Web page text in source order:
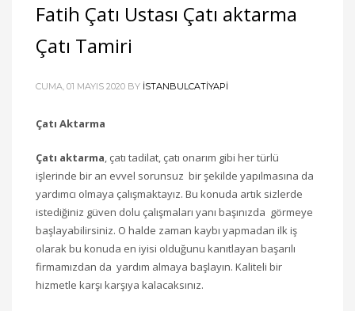
Fatih Çatı Ustası Çatı aktarma
Çatı Tamiri
CUMA, 01 MAYIS 2020 BY ISTANBULCATIYAPI
Çatı Aktarma
Çatı aktarma, çatı tadilat, çatı onarım gibi her türlü
işlerinde bir an evvel sorunsuz bir şekilde yapılmasına da
yardımcı olmaya çalışmaktayız. Bu konuda artık sizlerde
istediğiniz güven dolu çalışmaları yanı başınızda görmeye
başlayabilirsiniz. O halde zaman kaybı yapmadan ilk iş
olarak bu konuda en iyisi olduğunu kanıtlayan başarılı
firmamızdan da yardım almaya başlayın. Kaliteli bir
hizmetle karşı karşıya kalacaksınız.